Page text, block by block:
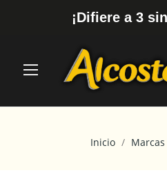
¡Difiere a 3
Inicio Marcas